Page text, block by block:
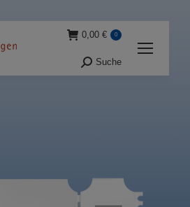
0,00 € 0
Suche:
Suche